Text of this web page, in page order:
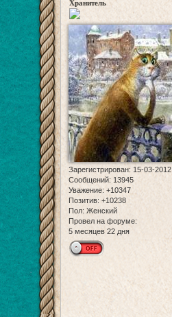
Хранитель
Зарегистрирован: 15-03-2012
Сообщений: 13945
Уважение: +10347
Позитив: +10238
Пол: Женский
Провел на форуме:
5 месяцев 22 дня